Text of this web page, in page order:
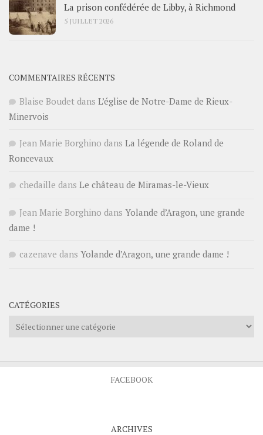
La prison confédérée de Libby, à Richmond
5 JUILLET 2026
COMMENTAIRES RÉCENTS
Blaise Boudet dans L’église de Notre-Dame de Rieux-
Minervois
Jean Marie Borghino dans La légende de Roland de
Roncevaux
chedaille dans Le château de Miramas-le-Vieux
Jean Marie Borghino dans Yolande d’Aragon, une grande
dame !
cazenave dans Yolande d’Aragon, une grande dame !
CATÉGORIES
Catégories
FACEBOOK
ARCHIVES